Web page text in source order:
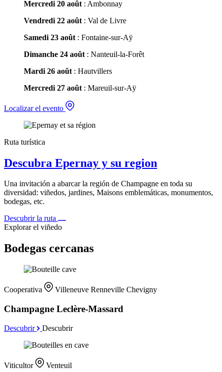
Mercredi 20 août : Ambonnay
Vendredi 22 août : Val de Livre
Samedi 23 août : Fontaine-sur-Aÿ
Dimanche 24 août : Nanteuil-la-Forêt
Mardi 26 août : Hautvillers
Mercredi 27 août : Mareuil-sur-Aÿ
Localizar el evento
Ruta turística
Descubra Epernay y su region
Una invitación a abarcar la región de Champagne en toda su
diversidad: viñedos, jardines, Maisons emblemáticas, monumentos,
bodegas, etc.
Descubrir la ruta
Explorar el viñedo
Bodegas cercanas
Cooperativa Villeneuve Renneville Chevigny
Champagne Leclère-Massard
Descubrir Descubrir
Viticultor Venteuil